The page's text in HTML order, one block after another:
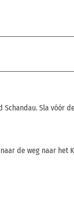
Schandau. Sla
de weg naar het